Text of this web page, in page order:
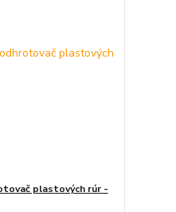
plastových rúr -